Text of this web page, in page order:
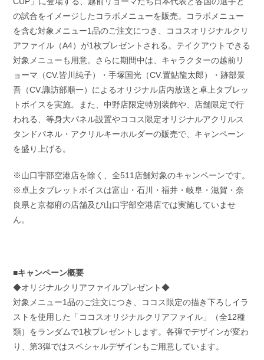
の試合をイメージしたコラボメニューを販売。コラボメニュー
を含む対象メニュー1品のご注文につき、ココスオリジナルクリ
アファイル（A4）が1枚プレゼントされる。テイクアウトできる
対象メニューも用意。さらに期間中は、キャラクターの越前リ
ョーマ（CV.皆川純子）・手塚国光（CV.置鮎龍太郎）・跡部景
吾（CV.諏訪部順一）によるオリジナル店内放送と卓上タブレッ
トボイスを実施。また、中野店限定特別装飾や、店舗限定で行
われる、等身大パネル設置やココス限定オリジナルアクリルス
タンドパネル・アクリルキーホルダーの販売で、キャンペーン
を盛り上げる。
※山口宇部空港店を除く、全511店舗対象のキャンペーンです。
※卓上タブレットボイスは富山・石川・福井・岐阜・滋賀・奈
良県と京都府の店舗及び山口宇部空港店では実施していませ
ん。
■キャンペーン概要
◆オリジナルクリアファイルプレゼント◆
対象メニュー1品のご注文につき、ココス限定の描き下ろしイラ
ストを使用した「ココスオリジナルクリアファイル」（全12種
類）をランダムで1枚プレゼントします。各弾でデザインが変わ
り、第3弾ではスペシャルデザインもご用意しています。